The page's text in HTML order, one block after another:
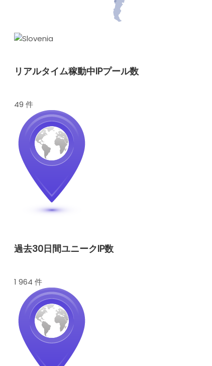
リアルタイム稼動中IPプール数
49 件
過去30日間ユニークIP数
1 964 件